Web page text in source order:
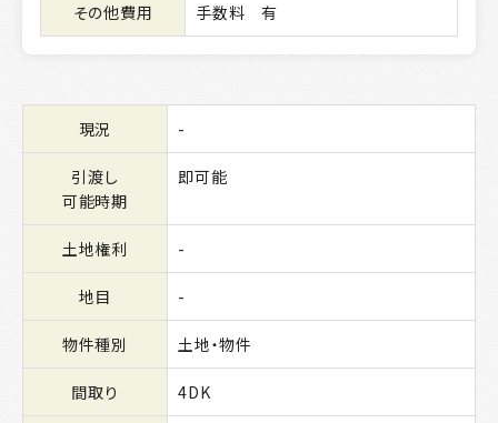
その他費用 手数料 有
現況 -
引渡し
可能時期
即可能
土地権利 -
地目 -
物件種別 土地・物件
間取り 4DK